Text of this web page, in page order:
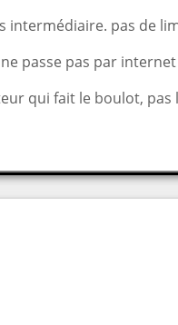
intermédiaire. pas de
passe pas par
qui fait le boulot, pas